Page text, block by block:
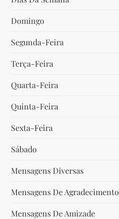
t
Domingo
Segunda-Feira
Terça-Feira
Quarta-Feira
Quinta-Feira
Sexta-Feira
Sábado
Mensagens Diversas
Mensagens De Agradecimento
Mensagens De Amizade